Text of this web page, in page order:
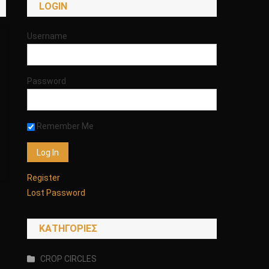
LOGIN
Username
Password
Remember Me
Register
Lost Password
KΑΤΗΓΟΡΊΕΣ
CROP CIRCLES